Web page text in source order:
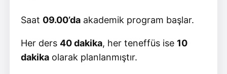
Saat 09.00’daakademik program başlar.
Her ders 40 dakika, her teneffüs ise 10
dakikaolarak planlanmıştır.